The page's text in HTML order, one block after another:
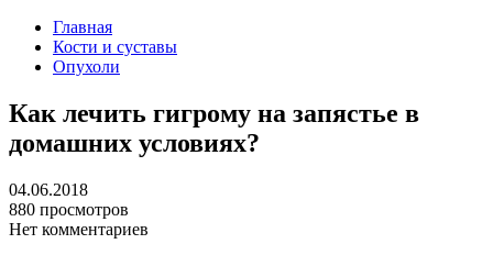
Главная
Кости и суставы
Опухоли
Как лечить гигрому на запястье в
домашних условиях?
04.06.2018
880 просмотров
Нет комментариев